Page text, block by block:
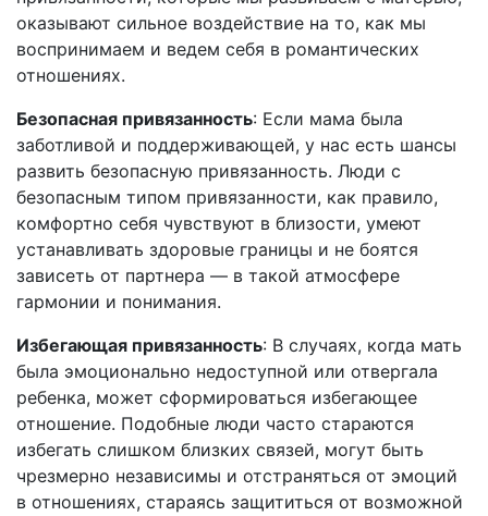
оказывают сильное воздействие на то, как мы
воспринимаем и ведем себя в романтических
отношениях.
Безопасная привязанность: Если мама была
заботливой и поддерживающей, у нас есть шансы
развить безопасную привязанность. Люди с
безопасным типом привязанности, как правило,
комфортно себя чувствуют в близости, умеют
устанавливать здоровые границы и не боятся
зависеть от партнера — в такой атмосфере
гармонии и понимания.
Избегающая привязанность: В случаях, когда мать
была эмоционально недоступной или отвергала
ребенка, может сформироваться избегающее
отношение. Подобные люди часто стараются
избегать слишком близких связей, могут быть
чрезмерно независимы и отстраняться от эмоций
в отношениях, стараясь защититься от возможной